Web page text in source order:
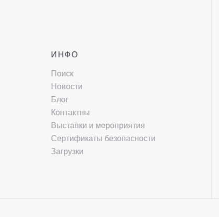
ИНФО
Поиск
Новости
Блог
Контактны
Выставки и мероприятия
Сертификаты безопасности
Загрузки